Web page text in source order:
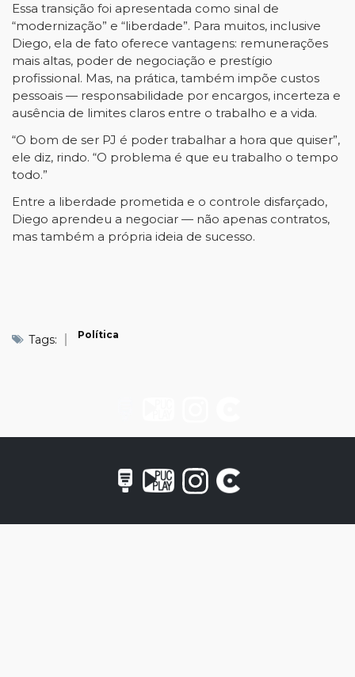
Essa transição foi apresentada como sinal de
“modernização” e “liberdade”. Para muitos, inclusive
Diego, ela de fato oferece vantagens: remunerações
mais altas, poder de negociação e prestígio
profissional. Mas, na prática, também impõe custos
pessoais — responsabilidade por encargos, incerteza e
ausência de limites claros entre o trabalho e a vida.
“O bom de ser PJ é poder trabalhar a hora que quiser”,
ele diz, rindo. “O problema é que eu trabalho o tempo
todo.”
Entre a liberdade prometida e o controle disfarçado,
Diego aprendeu a negociar — não apenas contratos,
mas também a própria ideia de sucesso.
Tags: Política